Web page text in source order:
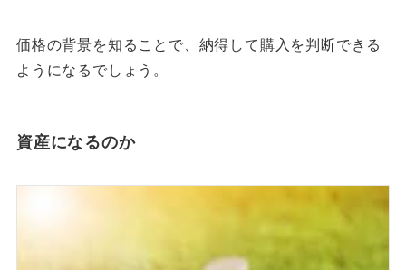
価格の背景を知ることで、納得して購入を判断できる
ようになるでしょう。
資産になるのか